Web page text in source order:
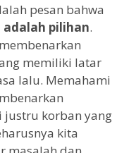
pesan bahwa
pilihan.
memiliki latar
lalu. Memahami
justru korban yang
kita